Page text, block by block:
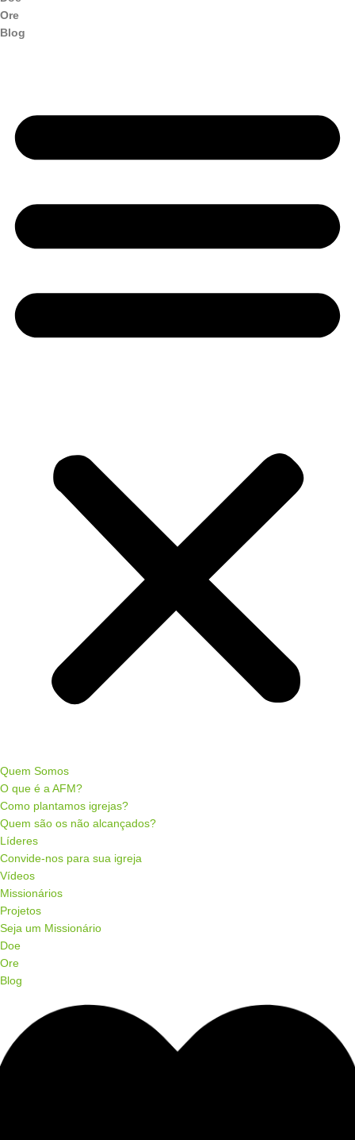
Ore
Blog
Quem Somos
O que é a AFM?
Como plantamos igrejas?
Quem são os não alcançados?
Líderes
Convide-nos para sua igreja
Vídeos
Missionários
Projetos
Seja um Missionário
Doe
Ore
Blog